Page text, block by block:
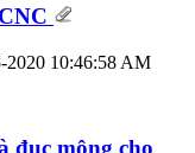
2020 10:46:58 AM